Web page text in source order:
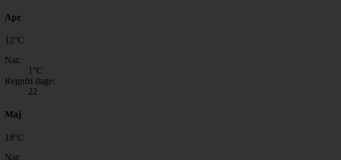
Apr
12°C
Nat:
1 °C
Regnfri dage:
22
Maj
18°C
Nat: